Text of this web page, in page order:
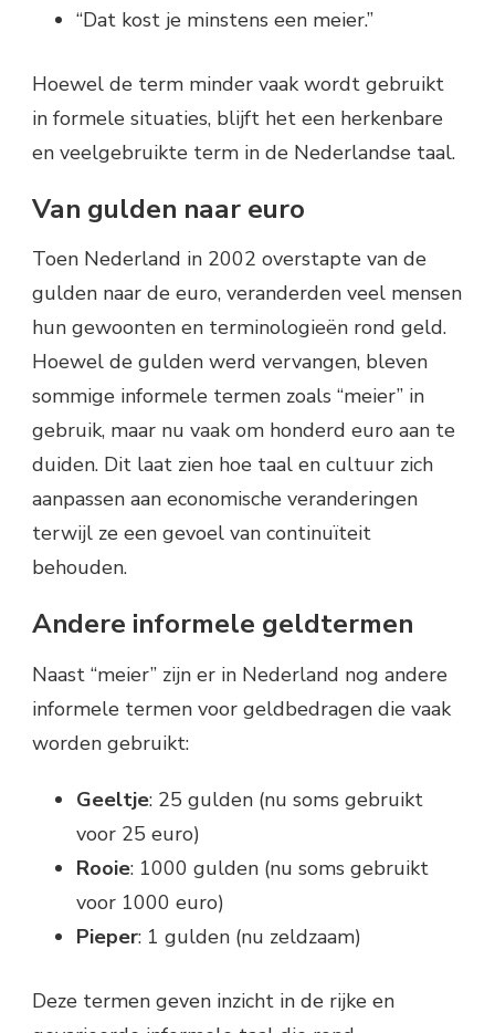
“Dat kost je minstens een meier.”
Hoewel de term minder vaak wordt gebruikt
in formele situaties, blijft het een herkenbare
en veelgebruikte term in de Nederlandse taal.
Van gulden naar euro
Toen Nederland in 2002 overstapte van de
gulden naar de euro, veranderden veel mensen
hun gewoonten en terminologieën rond geld.
Hoewel de gulden werd vervangen, bleven
sommige informele termen zoals “meier” in
gebruik, maar nu vaak om honderd euro aan te
duiden. Dit laat zien hoe taal en cultuur zich
aanpassen aan economische veranderingen
terwijl ze een gevoel van continuïteit
behouden.
Andere informele geldtermen
Naast “meier” zijn er in Nederland nog andere
informele termen voor geldbedragen die vaak
worden gebruikt:
Geeltje: 25 gulden (nu soms gebruikt
voor 25 euro)
Rooie: 1000 gulden (nu soms gebruikt
voor 1000 euro)
Pieper: 1 gulden (nu zeldzaam)
Deze termen geven inzicht in de rijke en